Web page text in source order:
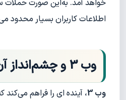
خواهد آمد. به‌این صورت
اطلاعات کاربران بسیار محدود
وب 3 و چشم‌انداز آن
وب 3
، آینده ای را فراهم